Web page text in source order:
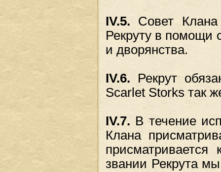
IV.5. Совет
Рекруту в помощи
и дворянства.
IV.6. Рекрут
Scarlet Storks так
IV.7. В течение
Клана
звании Рекрута